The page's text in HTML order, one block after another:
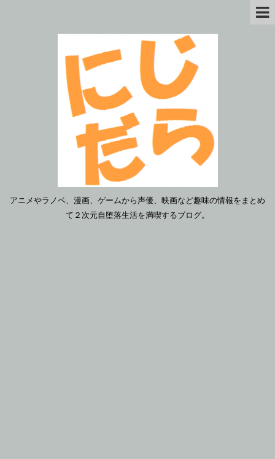
アニメやラノベ、漫画、ゲームから声優、映画など趣味の情報をまとめ
て２次元自堕落生活を満喫するブログ。